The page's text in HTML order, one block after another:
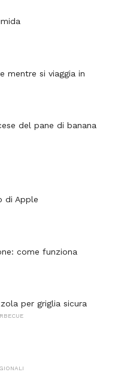
mentre si viaggia in
del pane di banana
di Apple
come funziona
per griglia sicura